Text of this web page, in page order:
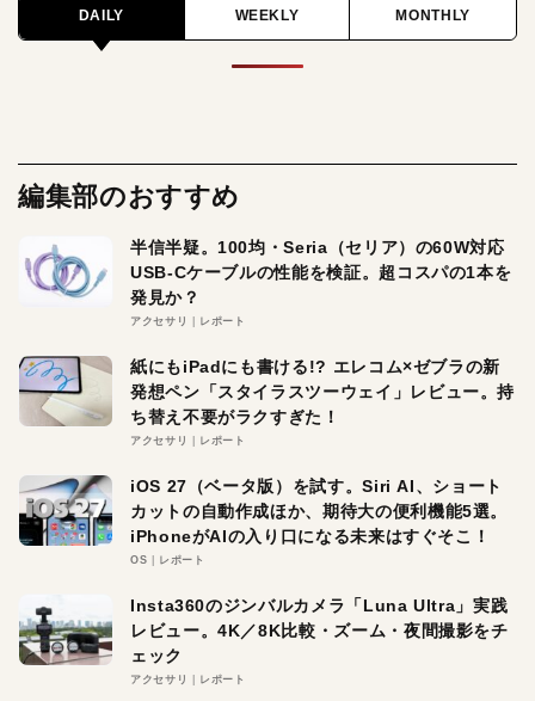
DAILY WEEKLY MONTHLY
編集部のおすすめ
半信半疑。100均・Seria（セリア）の60W対応
USB-Cケーブルの性能を検証。超コスパの1本を
発見か？
アクセサリ レポート
紙にもiPadにも書ける!? エレコム×ゼブラの新
発想ペン「スタイラスツーウェイ」レビュー。持
ち替え不要がラクすぎた！
アクセサリ レポート
iOS 27（ベータ版）を試す。Siri AI、ショート
カットの自動作成ほか、期待大の便利機能5選。
iPhoneがAIの入り口になる未来はすぐそこ！
OS レポート
Insta360のジンバルカメラ「Luna Ultra」実践
レビュー。4K／8K比較・ズーム・夜間撮影をチ
ェック
アクセサリ レポート